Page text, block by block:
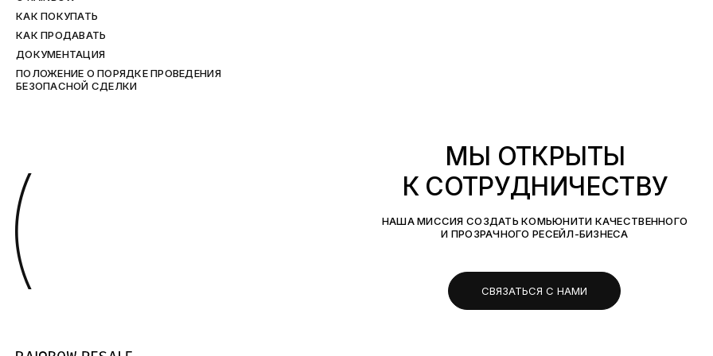
КАК ПОКУПАТЬ
КАК ПРОДАВАТЬ
ДОКУМЕНТАЦИЯ
ПОЛОЖЕНИЕ О ПОРЯДКЕ ПРОВЕДЕНИЯ
БЕЗОПАСНОЙ СДЕЛКИ
(
МЫ ОТКРЫТЫ
К СОТРУДНИЧЕСТВУ
НАША МИССИЯ СОЗДАТЬ КОМЬЮНИТИ КАЧЕСТВЕННОГО
И ПРОЗРАЧНОГО РЕСЕЙЛ-БИЗНЕСА
СВЯЗАТЬСЯ С НАМИ